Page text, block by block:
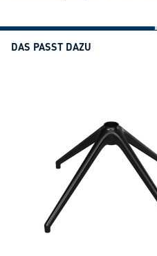
DAS PASST DAZU